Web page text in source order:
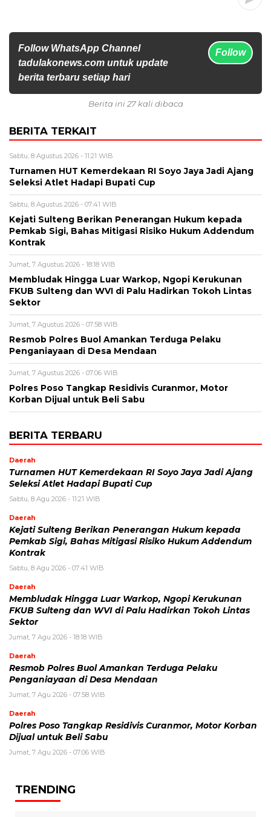
Follow WhatsApp Channel
tadulakonews.com untuk update
berita terbaru setiap hari
Follow
Berita ini 27 kali dibaca
BERITA TERKAIT
Sabtu, 8 Agustus 2026 - 11:21 WIB
Turnamen HUT Kemerdekaan RI Soyo Jaya Jadi Ajang
Seleksi Atlet Hadapi Bupati Cup
Sabtu, 8 Agustus 2026 - 07:41 WIB
Kejati Sulteng Berikan Penerangan Hukum kepada
Pemkab Sigi, Bahas Mitigasi Risiko Hukum Addendum
Kontrak
Jumat, 7 Agustus 2026 - 18:18 WIB
Membludak Hingga Luar Warkop, Ngopi Kerukunan
FKUB Sulteng dan WVI di Palu Hadirkan Tokoh Lintas
Sektor
Jumat, 7 Agustus 2026 - 07:58 WIB
Resmob Polres Buol Amankan Terduga Pelaku
Penganiayaan di Desa Mendaan
Jumat, 7 Agustus 2026 - 07:06 WIB
Polres Poso Tangkap Residivis Curanmor, Motor
Korban Dijual untuk Beli Sabu
BERITA TERBARU
Daerah
Turnamen HUT Kemerdekaan RI Soyo Jaya Jadi Ajang
Seleksi Atlet Hadapi Bupati Cup
Sabtu, 8 Agu 2026 - 11:21 WIB
Daerah
Kejati Sulteng Berikan Penerangan Hukum kepada
Pemkab Sigi, Bahas Mitigasi Risiko Hukum Addendum
Kontrak
Sabtu, 8 Agu 2026 - 07:41 WIB
Daerah
Membludak Hingga Luar Warkop, Ngopi Kerukunan
FKUB Sulteng dan WVI di Palu Hadirkan Tokoh Lintas
Sektor
Jumat, 7 Agu 2026 - 18:18 WIB
Daerah
Resmob Polres Buol Amankan Terduga Pelaku
Penganiayaan di Desa Mendaan
Jumat, 7 Agu 2026 - 07:58 WIB
Daerah
Polres Poso Tangkap Residivis Curanmor, Motor Korban
Dijual untuk Beli Sabu
Jumat, 7 Agu 2026 - 07:06 WIB
TRENDING